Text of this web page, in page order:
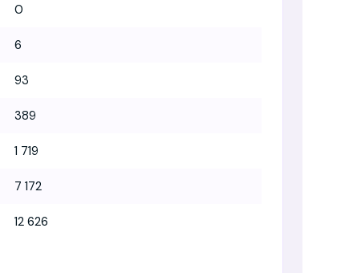
0
6
93
389
1 719
7 172
12 626